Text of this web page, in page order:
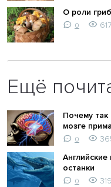
О роли
0
Ещё
Почему так
мозге
0
останки
0